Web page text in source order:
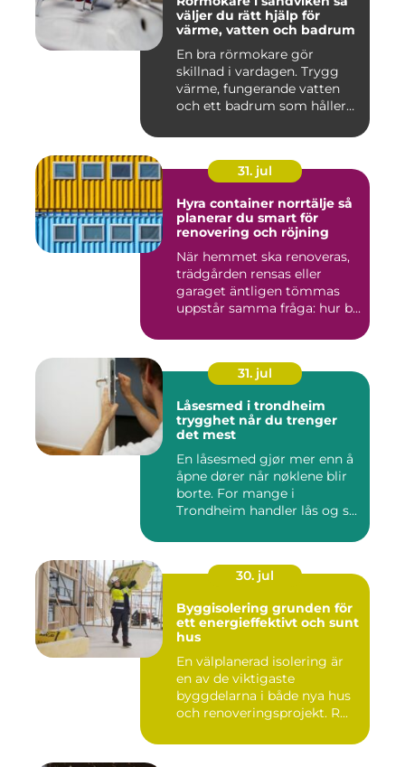
väljer du rätt hjälp för
värme, vatten och badrum
En bra rörmokare gör
skillnad i vardagen. Trygg
värme, fungerande vatten
och ett badrum som håller
31. jul
Hyra container norrtälje så
planerar du smart för
renovering och röjning
När hemmet ska renoveras,
trädgården rensas eller
garaget äntligen tömmas
uppstår samma fråga: hur b...
31. jul
Låsesmed i trondheim
trygghet når du trenger
det mest
En låsesmed gjør mer enn å
åpne dører når nøklene blir
borte. For mange i
Trondheim handler lås og s...
30. jul
Byggisolering grunden för
ett energieffektivt och sunt
hus
En välplanerad isolering är
en av de viktigaste
byggdelarna i både nya hus
och renoveringsprojekt. R...